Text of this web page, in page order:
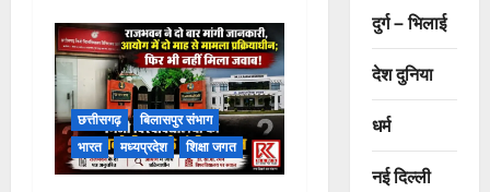
छत्तीसगढ़
बिलासपुर संभाग
भारत
मध्यप्रदेश शिक्षा जगत
दुर्ग – भिलाई
देश दुनिया
धर्म
नई दिल्ली